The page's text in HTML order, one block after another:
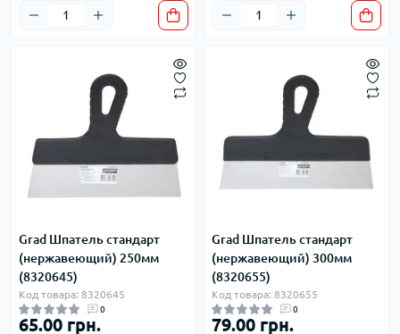
Grad Шпатель стандарт
(нержавеющий) 250мм
(8320645)
Код товара: 8320645
0
65.00 грн.
Grad Шпатель стандарт
(нержавеющий) 300мм
(8320655)
Код товара: 8320655
0
79.00 грн.